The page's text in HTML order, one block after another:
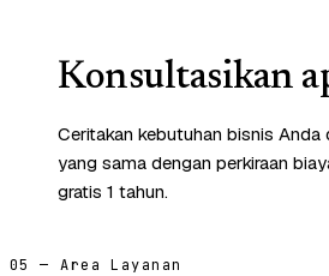
Konsultasikan
Ceritakan kebutuhan bisnis
yang sama dengan perkiraan
gratis 1 tahun.
05 — Area Layanan